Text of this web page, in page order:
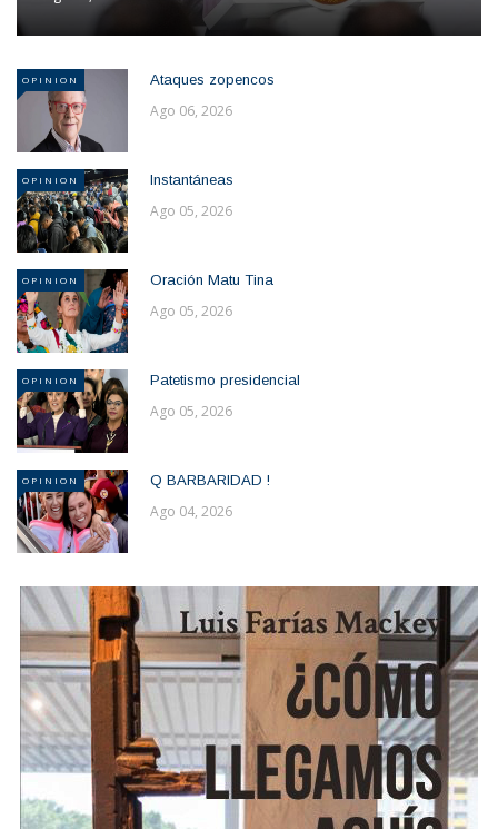
OPINION Ataques zopencos
Ago 06, 2026
OPINION Instantáneas
Ago 05, 2026
OPINION Oración Matu Tina
Ago 05, 2026
OPINION Patetismo presidencial
Ago 05, 2026
OPINION Q BARBARIDAD !
Ago 04, 2026